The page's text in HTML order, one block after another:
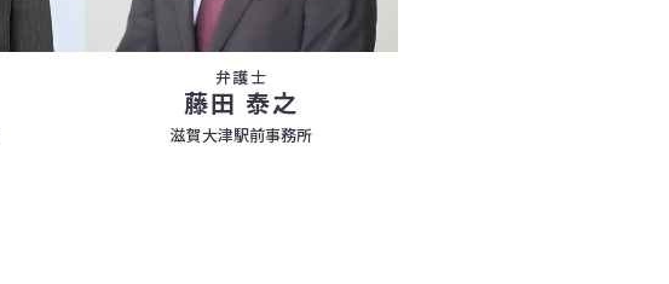
弁護士
藤田 泰之
滋賀大津駅前事務所